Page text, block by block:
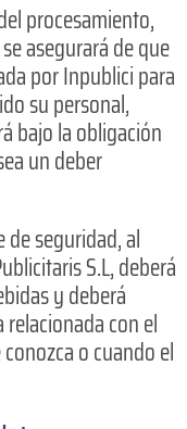
procesamiento,
asegurará de que
por Inpublici para
su personal,
bajo la obligación
un deber
seguridad, al
S.L, deberá
y deberá
con el
o cuando el